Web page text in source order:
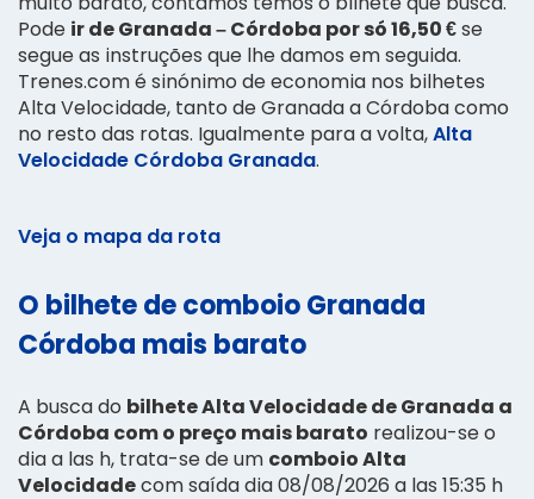
Pode ir de Granada – Córdoba por só 16,50 €se
segue as instruções que lhe damos em seguida.
Trenes.com é sinónimo de economia nos bilhetes
Alta Velocidade, tanto de Granada a Córdoba como
no resto das rotas. Igualmente para a volta,Alta
Velocidade Córdoba Granada.
Veja o mapa da rota
O bilhete de comboio Granada
Córdoba mais barato
A busca do bilhete Alta Velocidade de Granada a
Córdoba com o preço mais barato realizou-se o
dia a las h, trata-se de um comboio Alta
Velocidadecom saída dia 08/08/2026 a las 15:35 h